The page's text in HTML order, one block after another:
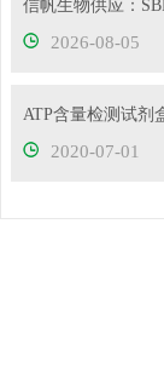
2026-08-05
2020-07-01